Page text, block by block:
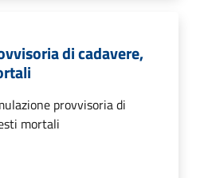
di cadavere,
provvisoria di
mortali